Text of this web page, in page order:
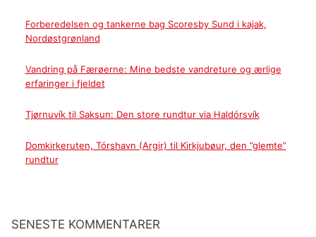
Forberedelsen og tankerne bag Scoresby Sund i kajak,
Nordøstgrønland
Vandring på Færøerne: Mine bedste vandreture og ærlige
erfaringer i fjeldet
Tjørnuvík til Saksun: Den store rundtur via Haldórsvík
Domkirkeruten, Tórshavn (Argir) til Kirkjubøur, den ”glemte”
rundtur
SENESTE KOMMENTARER